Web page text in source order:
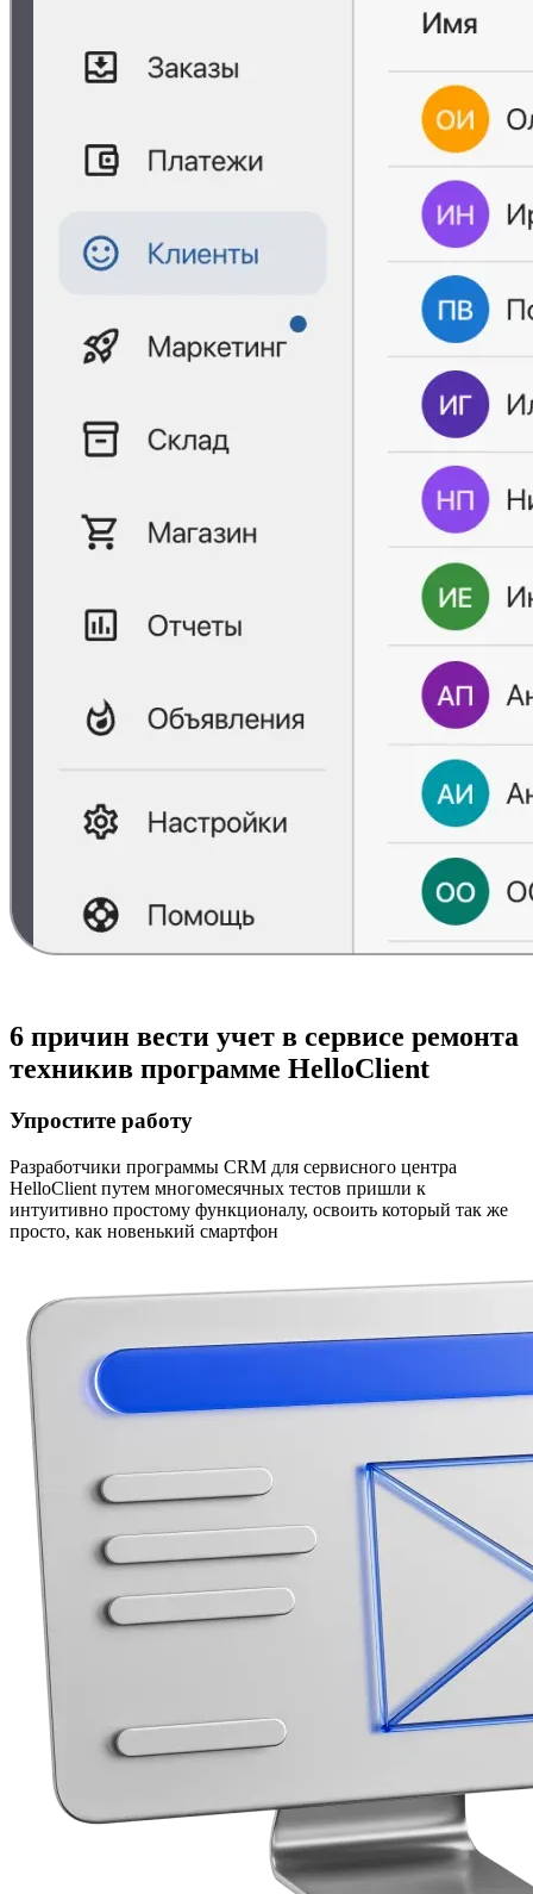
6 причин вести учет в сервисе ремонта
техникив программе HelloClient
Упростите работу
Разработчики программы CRM для сервисного центра
HelloClient путем многомесячных тестов пришли к
интуитивно простому функционалу, освоить который так же
просто, как новенький смартфон